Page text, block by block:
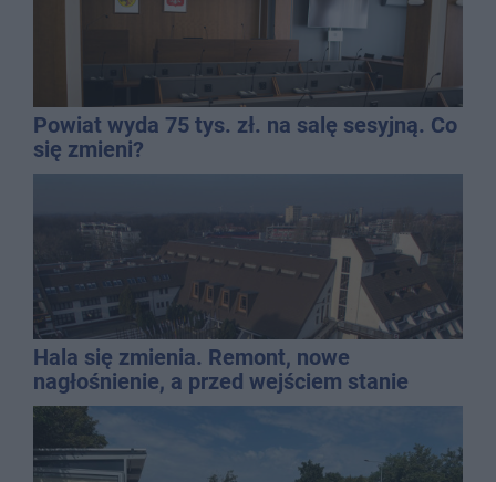
Powiat wyda 75 tys. zł. na salę sesyjną. Co
się zmieni?
Hala się zmienia. Remont, nowe
nagłośnienie, a przed wejściem stanie
QEMETICA ARENA